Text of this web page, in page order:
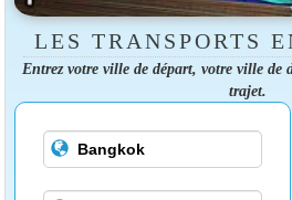
LES TRANSPORTS
Entrez votre ville de départ, votre ville de
trajet.